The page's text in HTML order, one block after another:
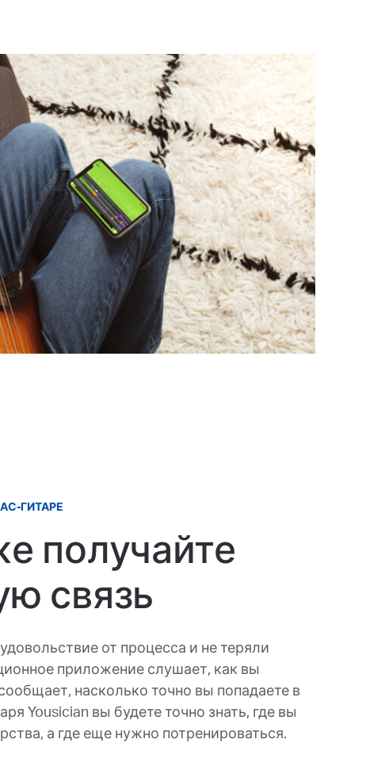
ГИТАРЕ
получайте
связь
от процесса и не теряли
приложение слушает, как вы
насколько точно вы попадаете в
Yousician вы будете точно знать, где вы
а где еще нужно потренироваться.